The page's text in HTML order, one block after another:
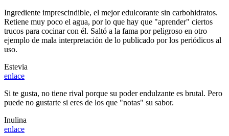
Ingrediente imprescindible, el mejor edulcorante sin carbohidratos.
Retiene muy poco el agua, por lo que hay que "aprender" ciertos
trucos para cocinar con él. Saltó a la fama por peligroso en otro
ejemplo de mala interpretación de lo publicado por los periódicos al
uso.
Estevia
enlace
Si te gusta, no tiene rival porque su poder endulzante es brutal. Pero
puede no gustarte si eres de los que "notas" su sabor.
Inulina
enlace